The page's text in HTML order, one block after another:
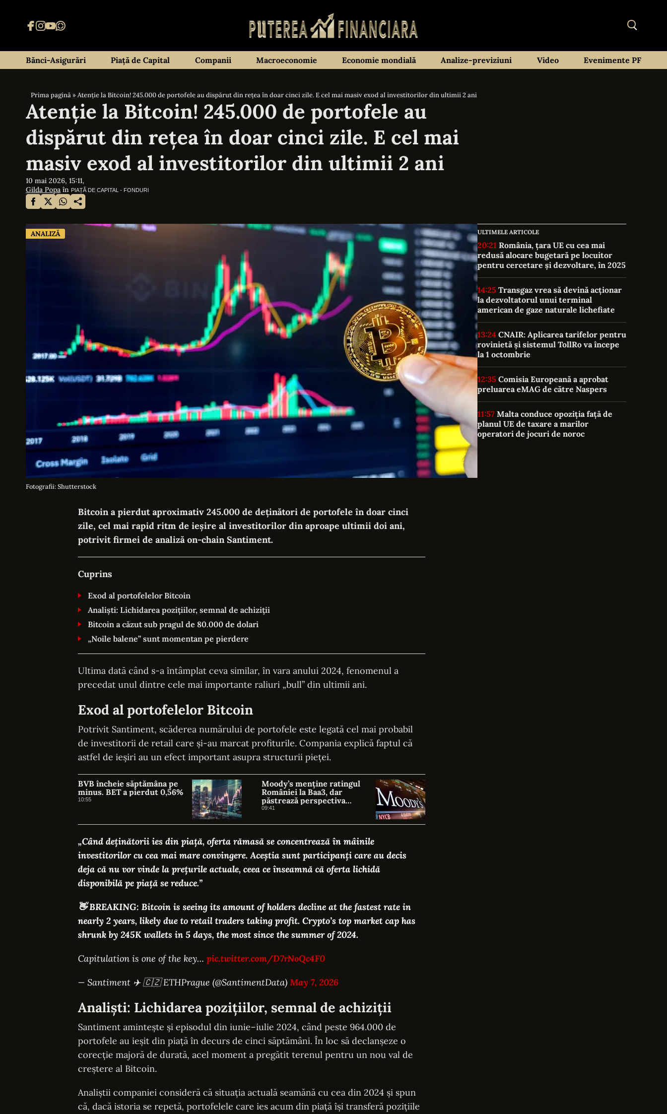
Bănci-Asigurări Piață de Capital Companii Macroeconomie Economie mondială Analize-previziuni Video Evenimente PF
Prima pagină»Atenție la Bitcoin! 245.000 de portofele au dispărut din rețea în doar cinci zile. E cel mai masiv exod al investitorilor din ultimii 2 ani
Atenție la Bitcoin! 245.000 de portofele au
dispărut din rețea în doar cinci zile. E cel mai
masiv exod al investitorilor din ultimii 2 ani
10 mai 2026, 15:11,
Gilda Popa în PIAȚĂ DE CAPITAL - FONDURI
ANALIZĂ
Fotografii: Shutterstock
Bitcoin a pierdut aproximativ 245.000 de deținători de portofele în doar cinci
zile, cel mai rapid ritm de ieșire al investitorilor din aproape ultimii doi ani,
potrivit firmei de analiză on-chain Santiment.
Cuprins
Exod al portofelelor Bitcoin
Analiști: Lichidarea pozițiilor, semnal de achiziții
Bitcoin a căzut sub pragul de 80.000 de dolari
„Noile balene” sunt momentan pe pierdere
Ultima dată când s-a întâmplat ceva similar, în vara anului 2024, fenomenul a
precedat unul dintre cele mai importante raliuri „bull” din ultimii ani.
Exod al portofelelor Bitcoin
Potrivit Santiment, scăderea numărului de portofele este legată cel mai probabil
de investitorii de retail care și-au marcat profiturile. Compania explică faptul că
astfel de ieșiri au un efect important asupra structurii pieței.
BVB încheie săptămâna pe
minus. BET a pierdut 0,56%
10:55
Moody’s menține ratingul
României la Baa3, dar
păstrează perspectiva
negativă. Negrescu: România
pierdere”
09:41
„Când deținătorii ies din piață, oferta rămasă se concentrează în mâinile
investitorilor cu cea mai mare convingere. Aceștia sunt participanți care au decis
deja că nu vor vinde la prețurile actuale, ceea ce înseamnă că oferta lichidă
disponibilă pe piață se reduce.”
👋 BREAKING: Bitcoin is seeing its amount of holders decline at the fastest rate in
nearly 2 years, likely due to retail traders taking profit. Crypto’s top market cap has
shrunk by 245K wallets in 5 days, the most since the summer of 2024.
Capitulation is one of the key… pic.twitter.com/D7rNoQc4F0
— Santiment ✈️ 🇨🇿 ETHPrague (@SantimentData) May 7, 2026
Analiști: Lichidarea pozițiilor, semnal de achiziții
Santiment amintește și episodul din iunie–iulie 2024, când peste 964.000 de
portofele au ieșit din piață în decurs de cinci săptămâni. În loc să declanșeze o
corecție majoră de durată, acel moment a pregătit terenul pentru un nou val de
creștere al Bitcoin.
Analiștii companiei consideră că situația actuală seamănă cu cea din 2024 și spun
că, dacă istoria se repetă, portofelele care ies acum din piață își transferă pozițiile
ULTIMELE ARTICOLE
20:21
redusă alocare bugetară pe locuitor
pentru cercetare și dezvoltare, în 2025
14:25
la dezvoltatorul unui terminal
american de gaze naturale lichefiate
13:24
rovinietă și sistemul TollRo va începe
la 1 octombrie
12:35
preluarea eMAG de către Naspers
11:57
planul UE de taxare a marilor
operatori de jocuri de noroc